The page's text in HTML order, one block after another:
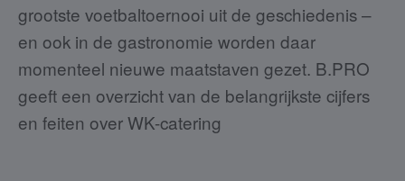
grootste voetbaltoernooi uit de geschiedenis –
en ook in de gastronomie worden daar
momenteel nieuwe maatstaven gezet. B.PRO
geeft een overzicht van de belangrijkste cijfers
en feiten over WK-catering